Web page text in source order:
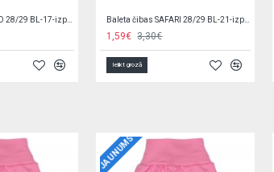
Mājas apavi TRAMPKI JEANS OT-012 (26,28)-izpārdošana
2,90€ 6,60€
Ielikt grozā
JAUNUMS